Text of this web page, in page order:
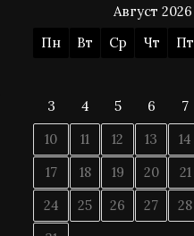
Август 2026
Пн
Вт Ср Чт Пт
3
4 5 6 7
10
11 12 13 14
17
18 19 20 21
24
25 26 27 28